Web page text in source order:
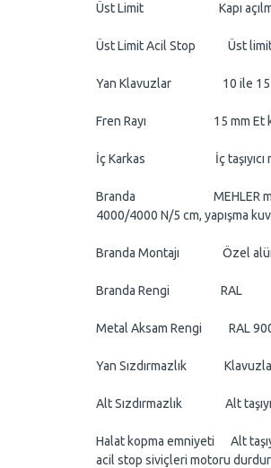
Üst Limit Kapı açılmasını
Üst Limit Acil Stop Üst limit
Yan Klavuzlar 10 ile 15 mm
Fren Rayı 15 mm Et
İç Karkas İç taşıyıcı
Branda MEHLER marka 1100
4000/4000 N/5 cm, yapışma
Branda Montajı Özel
Branda Rengi RAL
Metal Aksam Rengi RAL
Yan Sızdırmazlık
Alt Sızdırmazlık Alt taşıyıcı
Halat kopma emniyeti Alt
acil stop siviçleri motoru